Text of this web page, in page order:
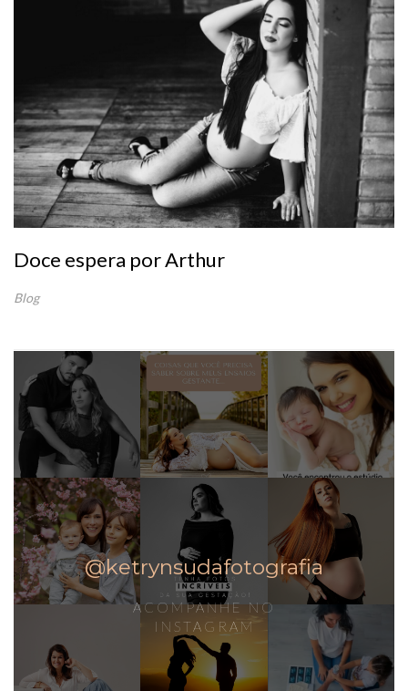
Doce espera por Arthur
Blog
@ketrynsudafotografia
ACOMPANHE NO
INSTAGRAM